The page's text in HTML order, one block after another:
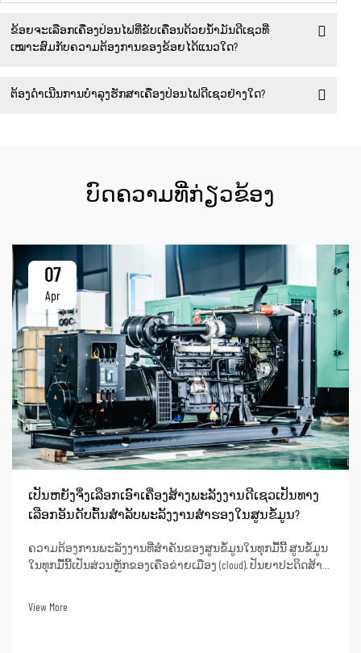
ຂ້ອຍຈະເລືອກເຄື່ອງປ່ອນໄຟທີ່ຂັບເຄື່ອນດ້ວຍນ້ຳມັນດີເຊວທີ່
ເໝາະສົມກັບຄວາມຕ້ອງການຂອງຂ້ອຍໄດ້ແນວໃດ?
ຕ້ອງດຳເນີນການບໍາລຸງຮັກສາເຄື່ອງປ່ອນໄຟດີເຊວຢ່າງໃດ?
ບົດຄວາມທີ່ກ່ຽວຂ້ອງ
07
Apr
ເປັນຫຍັງຈຶ່ງເລືອກເອົາເຄື່ອງສ້າງພະລັງງານດີເຊວເປັນທາງ
ເລືອກອັນດັບຕົ້ນສຳລັບພະລັງງານສຳຮອງໃນສູນຂໍ້ມູນ?
ຄວາມຕ້ອງການພະລັງງານທີ່ສຳຄັນຂອງສູນຂໍ້ມູນໃນທຸກມື້ນີ້ ສູນຂໍ້ມູນ
ໃນທຸກມື້ນີ້ເປັນສ່ວນຫຼັກຂອງເຄືອຂ່າຍເມືອງ (cloud), ປັນຍາປະດິດສ້າງ
View More